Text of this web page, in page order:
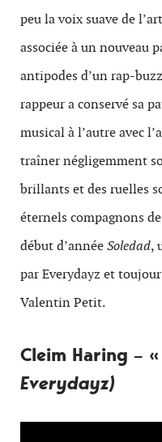
peu la voix suave de
associée à un nouveau
antipodes d’un rap-
rappeur a conservé sa
musical à l’autre avec
traîner négligemment
brillants et des ruelles
éternels compagnons
début d’annéeSoledad,
par Everydayz et
Valentin Petit.
Cleim Haring –
Everydayz)